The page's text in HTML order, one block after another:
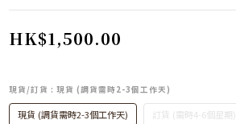
HK$1,500.00
現貨/訂貨 : 現貨 (調貨需時2-3個工作天)
現貨 (調貨需時2-3個工作天) 訂貨 (需時4-6個星期)